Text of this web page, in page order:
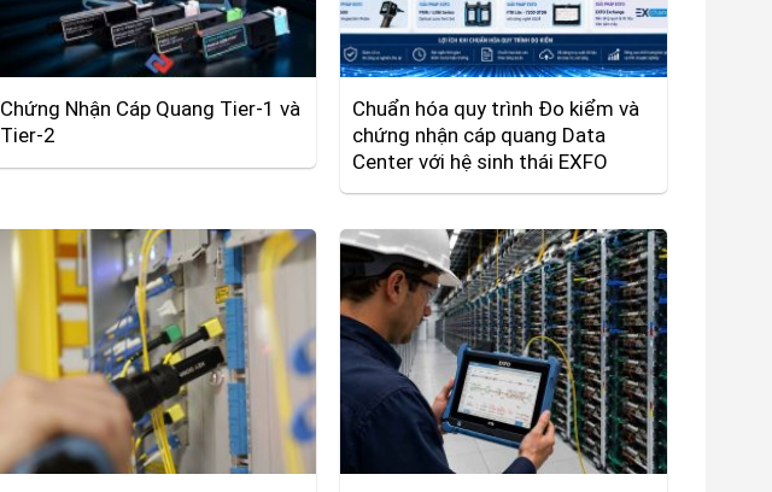
Chứng Nhận Cáp Quang Tier-1 và
Tier-2
Chuẩn hóa quy trình Đo kiểm và
chứng nhận cáp quang Data
Center với hệ sinh thái EXFO